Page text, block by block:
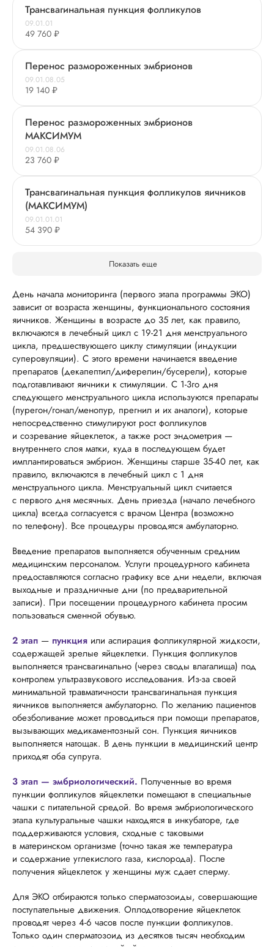
Трансвагинальная пункция фолликулов
09.01.01
49 760 ₽
Перенос размороженных эмбрионов
09.01.08.05
19 140 ₽
Перенос размороженных эмбрионов
МАКСИМУМ
09.01.08.06
23 760 ₽
Трансвагинальная пункция фолликулов яичников
(МАКСИМУМ)
09.01.01.01
54 390 ₽
Показать еще
День начала мониторинга (первого этапа программы ЭКО)
зависит от возраста женщины, функционального состояния
яичников. Женщины в возрасте до 35 лет, как правило,
включаются в лечебный цикл с 19-21 дня менструального
цикла, предшествующего циклу стимуляции (индукции
суперовуляции). С этого времени начинается введение
препаратов (декапептил/диферелин/бусерели), которые
подготавливают яичники к стимуляции. С 1-3го дня
следующего менструального цикла используются препараты
(пурегон/гонал/менопур, прегнил и их аналоги), которые
непосредственно стимулируют рост фолликулов
и созревание яйцеклеток, а также рост эндометрия —
внутреннего слоя матки, куда в последующем будет
имплантироваться эмбрион. Женщины старше 35-40 лет, как
правило, включаются в лечебный цикл с 1 дня
менструального цикла. Менструальный цикл считается
с первого дня месячных. День приезда (начало лечебного
цикла) всегда согласуется с врачом Центра (возможно
по телефону). Все процедуры проводятся амбулаторно.
Введение препаратов выполняется обученным средним
медицинским персоналом. Услуги процедурного кабинета
предоставляются согласно графику все дни недели, включая
выходные и праздничные дни (по предварительной
записи). При посещении процедурного кабинета просим
пользоваться сменной обувью.
2 этап — пункция или аспирация фолликулярной жидкости,
содержащей зрелые яйцеклетки. Пункция фолликулов
выполняется трансвагинально (через своды влагалища) под
контролем ультразвукового исследования. Из-за своей
минимальной травматичности трансвагинальная пункция
яичников выполняется амбулаторно. По желанию пациентов
обезболивание может проводиться при помощи препаратов,
вызывающих медикаментозный сон. Пункция яичников
выполняется натощак. В день пункции в медицинский центр
приходят оба супруга.
3 этап — эмбриологический. Полученные во время
пункции фолликулов яйцеклетки помещают в специальные
чашки с питательной средой. Во время эмбриологического
этапа культуральные чашки находятся в инкубаторе, где
поддерживаются условия, сходные с таковыми
в материнском организме (точно такая же температура
и содержание углекислого газа, кислорода). После
получения яйцеклеток у женщины муж сдает сперму.
Для ЭКО отбираются только сперматозоиды, совершающие
поступательные движения. Оплодотворение яйцеклеток
проводят через 4-6 часов после пункции фолликулов.
Только один сперматозоид из десятков тысяч необходим